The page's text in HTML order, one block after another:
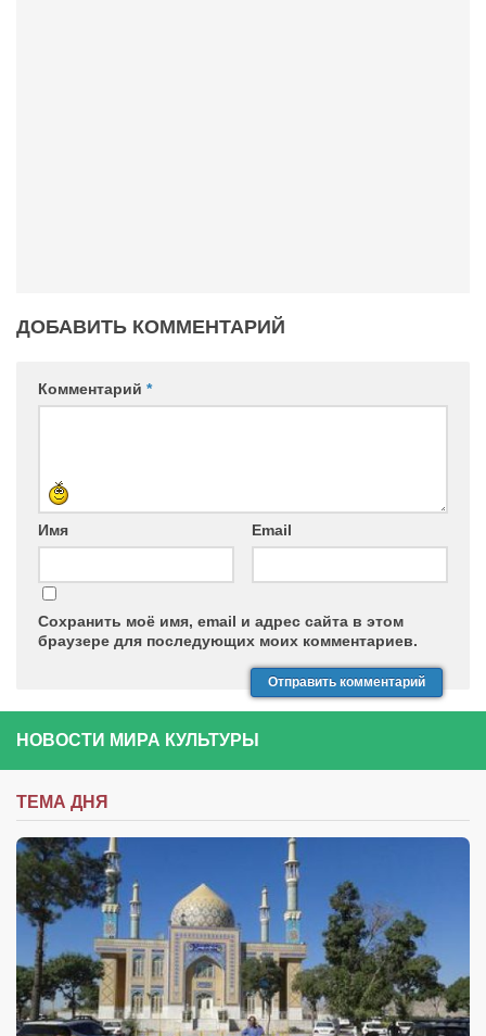
ДОБАВИТЬ КОММЕНТАРИЙ
Комментарий *
Имя Email
Сохранить моё имя, email и адрес сайта в этом
браузере для последующих моих комментариев.
НОВОСТИ МИРА КУЛЬТУРЫ
ТЕМА ДНЯ